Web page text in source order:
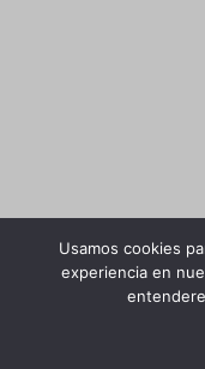
Usamos cookies
experiencia en